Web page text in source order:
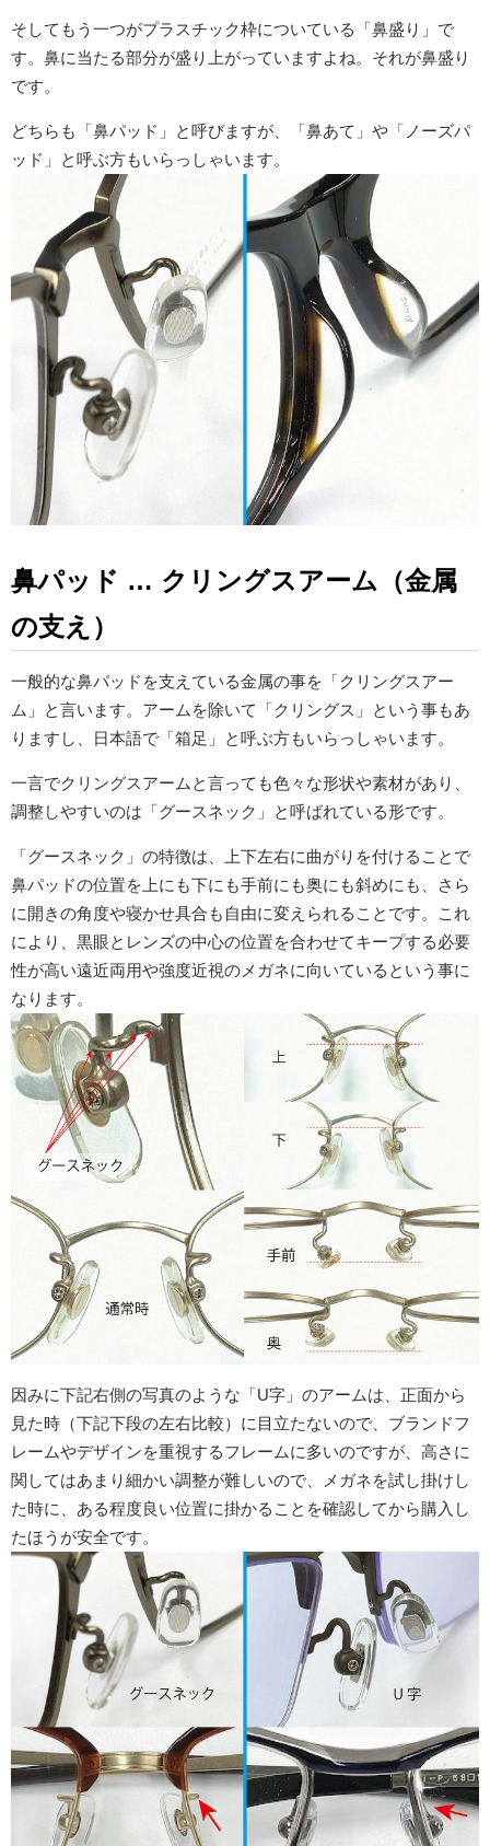
そしてもう一つがプラスチック枠についている「鼻盛り」で
す。鼻に当たる部分が盛り上がっていますよね。それが鼻盛り
です。
どちらも「鼻パッド」と呼びますが、「鼻あて」や「ノーズパ
ッド」と呼ぶ方もいらっしゃいます。
鼻パッド … クリングスアーム（金属
の支え）
一般的な鼻パッドを支えている金属の事を「クリングスアー
ム」と言います。アームを除いて「クリングス」という事もあ
りますし、日本語で「箱足」と呼ぶ方もいらっしゃいます。
一言でクリングスアームと言っても色々な形状や素材があり、
調整しやすいのは「グースネック」と呼ばれている形です。
「グースネック」の特徴は、上下左右に曲がりを付けることで
鼻パッドの位置を上にも下にも手前にも奥にも斜めにも、さら
に開きの角度や寝かせ具合も自由に変えられることです。これ
により、黒眼とレンズの中心の位置を合わせてキープする必要
性が高い遠近両用や強度近視のメガネに向いているという事に
なります。
因みに下記右側の写真のような「U字」のアームは、正面から
見た時（下記下段の左右比較）に目立たないので、ブランドフ
レームやデザインを重視するフレームに多いのですが、高さに
関してはあまり細かい調整が難しいので、メガネを試し掛けし
た時に、ある程度良い位置に掛かることを確認してから購入し
たほうが安全です。